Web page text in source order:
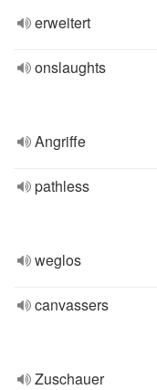
erweitert
onslaughts
Angriffe
pathless
weglos
canvassers
Zuschauer